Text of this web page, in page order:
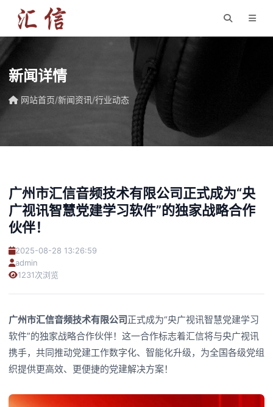
新闻详情
网站首页/新闻资讯/行业动态
广州市汇信音频技术有限公司正式成为“央
广视讯智慧党建学习软件”的独家战略合作
伙伴！
2025-08-28 13:26:59
admin
1231次浏览
广州市汇信音频技术有限公司正式成为“央广视讯智慧党建学习
软件”的独家战略合作伙伴！这一合作标志着汇信将与央广视讯
携手，共同推动党建工作数字化、智能化升级，为全国各级党组
织提供更高效、更便捷的党建解决方案！